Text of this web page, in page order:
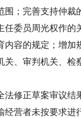
；完善支持仲裁
委员周光权作的
容的规定；增加
、审判机关、
正草案审议结
营者未按要求